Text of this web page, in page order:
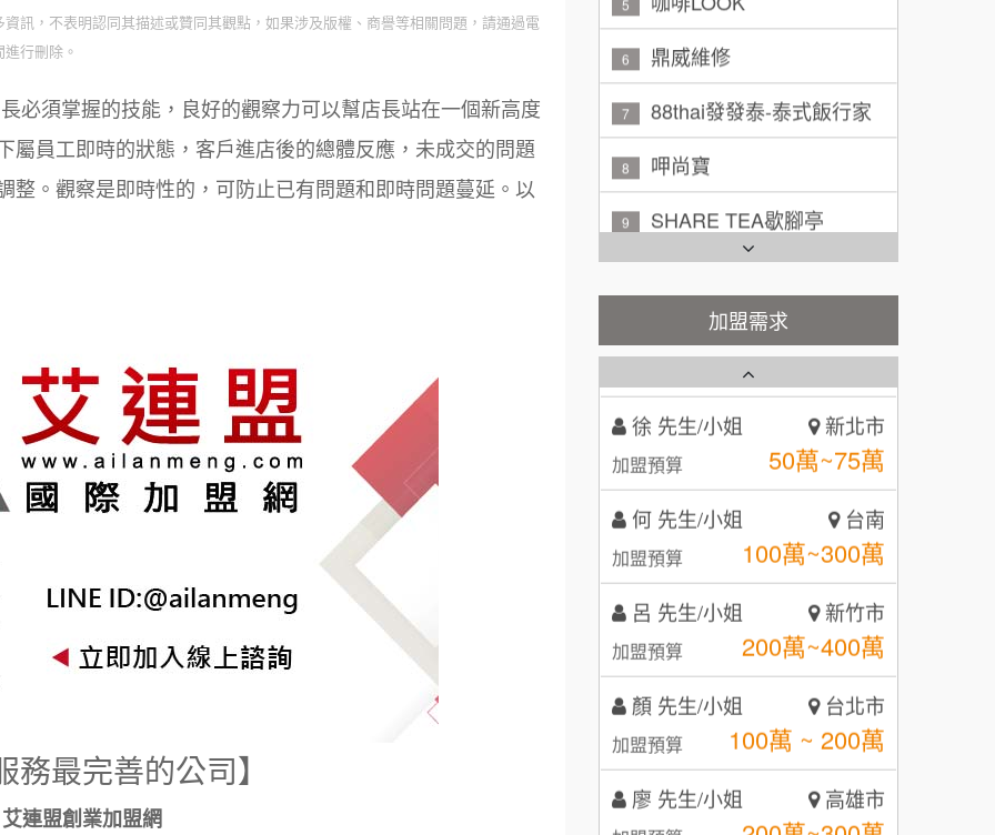
訊，不表明認同其描述或贊同其觀點，如果涉及版權、商譽等相關問題，請通過電
行刪除。
必須掌握的技能，良好的觀察力可以幫店長站在一個新高度
屬員工即時的狀態，客戶進店後的總體反應，未成交的問題
。觀察是即時性的，可防止已有問題和即時問題蔓延。以
務最完善的公司】
艾連盟創業加盟網
鼎威維修
88thai發發泰-泰式飯行家
呷尚寶
SHARE TEA歇腳亭
10 TEA TOP台灣第一味
Cozy coffee可集咖啡
霏等茶
3 秉宏小米甜甜圈
4 潮鍋癮
5 咖啡LOOK
6 鼎威維修
7 88thai發發泰-泰式飯行家
8 呷尚寶
9 SHARE TEA歇腳亭
10 TEA TOP台灣第一味
加盟需求
黃 先生/小姐 台北市
加盟預算
林 先生/小姐 屏東縣
加盟預算
吳 先生/小姐
100萬~200萬
周 先生/小姐
加盟預算 100萬 ~150萬
徐 先生/小姐 新北市
加盟預算 50萬~75萬
何 先生/小姐 台南
加盟預算 100萬~300萬
呂 先生/小姐 新竹市
加盟預算 200萬~400萬
顏 先生/小姐 台北市
加盟預算 100萬 ~ 200萬
廖 先生/小姐 高雄市
加盟預算 200萬~300萬
【曉妍美妝】誠徵行政櫃檯
自助洗衣店誠徵代洗收送人員
(台中市)
MUSHEN徵SPA美容芳療師
日十。早午食加盟說明會